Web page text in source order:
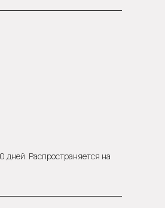
дней. Распространяется на